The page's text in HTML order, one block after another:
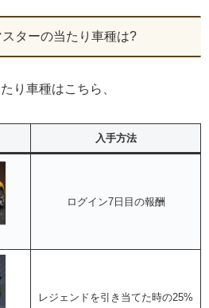
ターの当たり車種は?
り車種はこちら、
入手方法
ログイン7日目の報酬
レジェンドを引き当てた時の25%